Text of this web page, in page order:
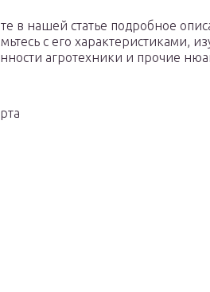
в нашей статье подробное
с его характеристиками,
агротехники и прочие